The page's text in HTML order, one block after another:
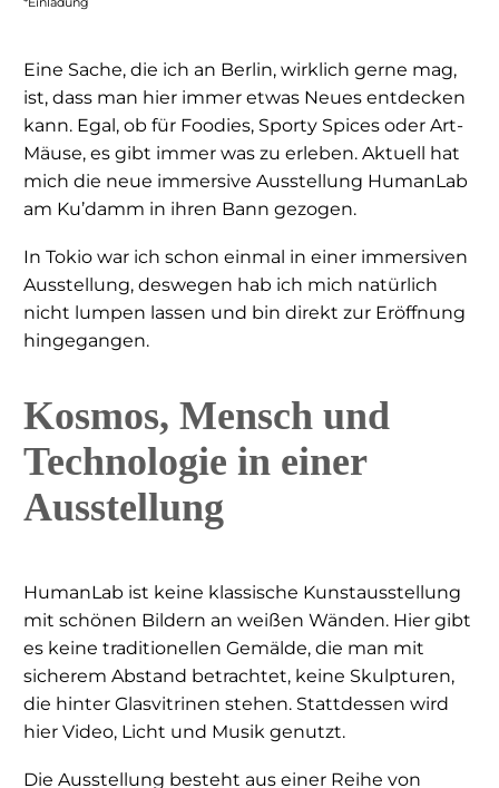
*Einladung
Eine Sache, die ich an Berlin, wirklich gerne mag,
ist, dass man hier immer etwas Neues entdecken
kann. Egal, ob für Foodies, Sporty Spices oder Art-
Mäuse, es gibt immer was zu erleben. Aktuell hat
mich die neue immersive Ausstellung HumanLab
am Ku’damm in ihren Bann gezogen.
In Tokio war ich schon einmal in einer immersiven
Ausstellung, deswegen hab ich mich natürlich
nicht lumpen lassen und bin direkt zur Eröffnung
hingegangen.
Kosmos, Mensch und
Technologie in einer
Ausstellung
HumanLab ist keine klassische Kunstausstellung
mit schönen Bildern an weißen Wänden. Hier gibt
es keine traditionellen Gemälde, die man mit
sicherem Abstand betrachtet, keine Skulpturen,
die hinter Glasvitrinen stehen. Stattdessen wird
hier Video, Licht und Musik genutzt.
Die Ausstellung besteht aus einer Reihe von